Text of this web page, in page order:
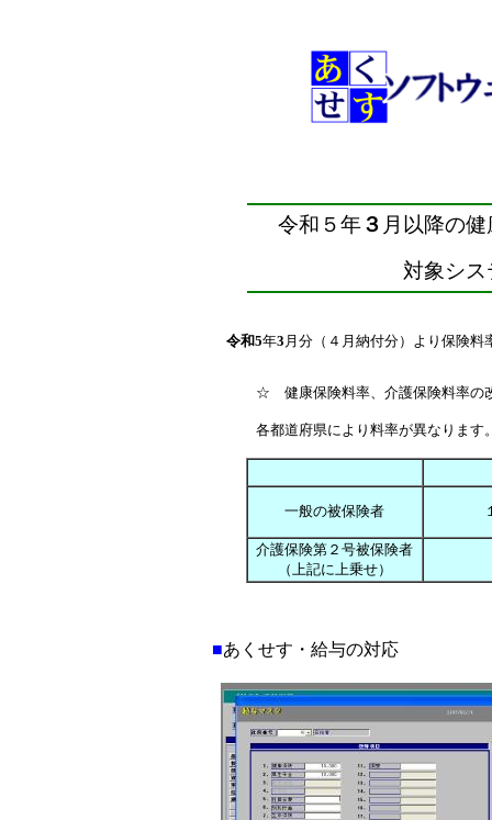
令和５年３ 月以降の
対象シ
令和5年3 月分（４月納付分）より保険料
☆ 健康保険料率、介護保険料率の
各都道府県により料率が異なりま
一般の被保険者
介護保険第２号被保険者
（上記に上乗せ）
■あくせす・給与の対応